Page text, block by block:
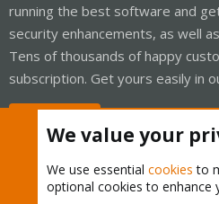
running the best software and
security enhancements, as well
Tens of thousands of happy
subscription. Get yours easily in
We value your
We use essential cookies to
optional cookies to enhance